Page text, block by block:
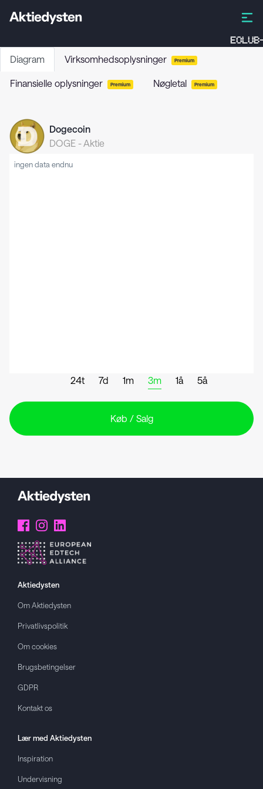
Diagram Virksomhedsoplysninger Premium
Finansielle oplysninger Premium Nøgletal Premium
Dogecoin
DOGE -Aktie
ingen data endnu
24t 7d 1m 3m 1å 5å
Køb / Salg
Aktiedysten
Om Aktiedysten
Privatlivspolitik
Om cookies
Brugsbetingelser
GDPR
Kontakt os
Lær med Aktiedysten
Inspiration
Undervisning